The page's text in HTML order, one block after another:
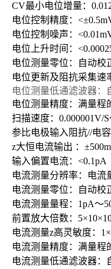
CV最小电位增量：
电位控制精度： <±
电位控制噪声：
电位上升时间：
电位测量零位：自动校
电位更新及阻抗采集速
电位测量低通滤波器：
电位测量精度：满量程
扫描速度： 0.000001V/S
参比电极输入阻抗//电容
z大恒电流输出 ：±
输入偏置电流： <0.1pA
电流测量分辨率：电流
电流测量零位：自动校
电流测量量程： 1pA～
前置放大倍数： 5×10×
电流测量z高灵敏度： 1 ×
电流测量精度：满量程
电流测量低通滤波器：